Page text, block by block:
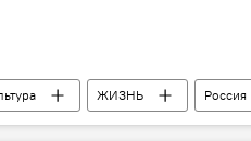
ЖИЗНЬ Россия